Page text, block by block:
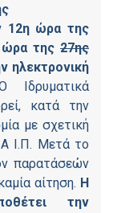
12η ώρα της
της 27ης
ηλεκτρονική
Ιδρυματικά
κατά την
με σχετική
Ι.Π. Μετά το
παρατάσεών
αίτηση. Η
την